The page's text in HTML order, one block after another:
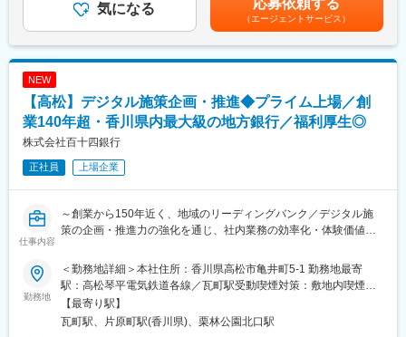
知識を活かしてプロフェッショナル人材を目指せる環境です。
コンサルティング部は、外部出向経験者やキャリア採用者等の多
■業務詳細：
◇ 課題
・ペーパーレス化したい
・勤怠管理や給与支払業務を効率化したい
・転記作業を削減したい
・債権債務の管理を効率化したい
◇ サポート内容
お客さまとのディスカッションを通じて事業内容や課題を把握
し、ITツール導入を含めた改善策を提案します。
給(月額)は固定手当を含めた表記です。
気になる
（エージェントサービス）
NEW
【高松】デジタル施策企画・推進◆プライム上場／創
業140年超・香川県内最大級の地方銀行／福利厚生◎
株式会社百十四銀行
正社員 上場企業
仕事内容
～創業から150年近く、地域のリーディングバンク／デジタル施
策の企画・推進力の強化を通じ、社内業務の効率化・体験価値の
■採用背景：
当行はデータドリブン経営の実現にむけて、銀行業務のデジタル
シフトに取り組んでいます。
デジタル施策の企画・推進力の強化を通じて、社内業務の効率化
勤務地
＜勤務地詳細＞本社住所：香川県高松市亀井町5-1 勤務地最寄
駅：高松琴平電気鉄道各線／瓦町駅受動喫煙対策：敷地内喫煙可
能場所あり変更の範囲：会社の定める事業所
【最寄り駅】
瓦町駅、片原町駅(香川県)、栗林公園北口駅